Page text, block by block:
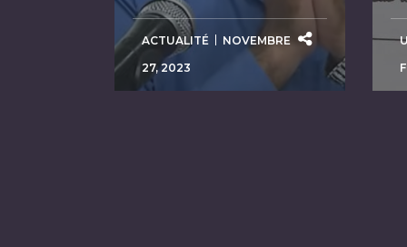
ACTUALITÉ
NOVEMBRE
27, 2023